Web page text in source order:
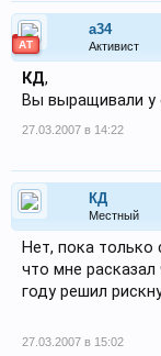
АТ
a34
Активист
КД,
Вы выращивали у
27.03.2007 в 14:22
КД
Местный
Нет, пока только
что мне
году решил
27.03.2007 в 15:02